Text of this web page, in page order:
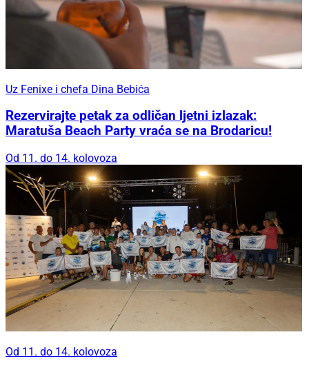
Uz Fenixe i chefa Dina Bebića
Rezervirajte petak za odličan ljetni izlazak:
Maratuša Beach Party vraća se na Brodaricu!
Od 11. do 14. kolovoza
Od 11. do 14. kolovoza